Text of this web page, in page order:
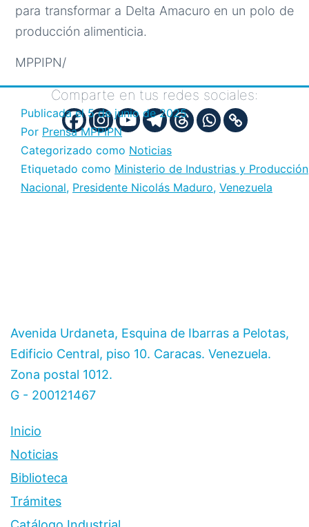
para transformar a Delta Amacuro en un polo de
producción alimenticia.
MPPIPN/
Comparte en tus redes sociales:
Publicada el 5 de junio de 2025
Por Prensa MPPIPN
Categorizado como Noticias
Etiquetado como Ministerio de Industrias y Producción
Nacional, Presidente Nicolás Maduro, Venezuela
Avenida Urdaneta, Esquina de Ibarras a Pelotas,
Edificio Central, piso 10. Caracas. Venezuela.
Zona postal 1012.
G - 200121467
Inicio
Noticias
Biblioteca
Trámites